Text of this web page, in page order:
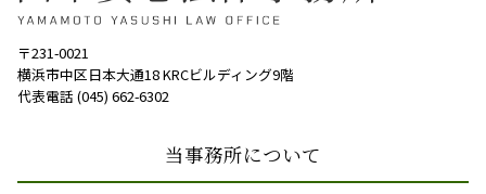
〒231-0021
横浜市中区日本大通18 KRCビルディング9階
代表電話 (045) 662-6302
当事務所について